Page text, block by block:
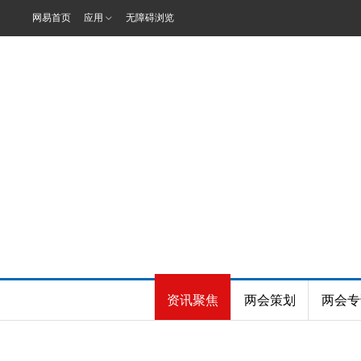
网易首页 应用 无障碍浏览
资讯聚焦 两会策划 两会